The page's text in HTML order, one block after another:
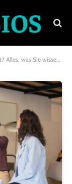
was Sie wissen müssen